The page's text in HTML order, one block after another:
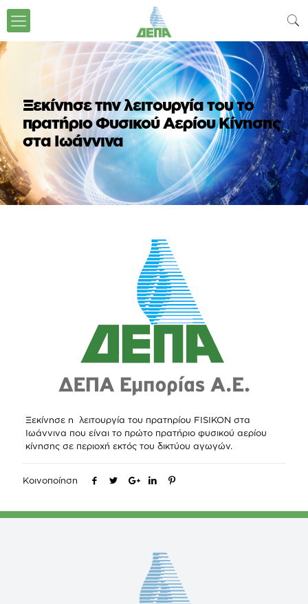
Ξεκίνησε την λειτουργία του το
πρατήριο Φυσικού Αερίου Κίνησης
στα Ιωάννινα
Ξεκίνησε η λειτουργία του πρατηρίου FISIKON στα
Ιωάννινα που είναι το πρώτο πρατήριο φυσικού αερίου
κίνησης σε περιοχή εκτός του δικτύου αγωγών.
Κοινοποίηση